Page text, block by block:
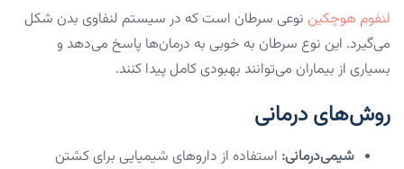
لنفوم هوچکین نوعی سرطان است که در سیستم لنفاوی بدن شکل
می‌گیرد. این نوع سرطان به خوبی به درمان‌ها پاسخ می‌دهد و
بسیاری از بیماران می‌توانند بهبودی کامل پیدا کنند.
روش‌های درمانی
شیمی‌درمانی: استفاده از داروهای شیمیایی برای کشتن